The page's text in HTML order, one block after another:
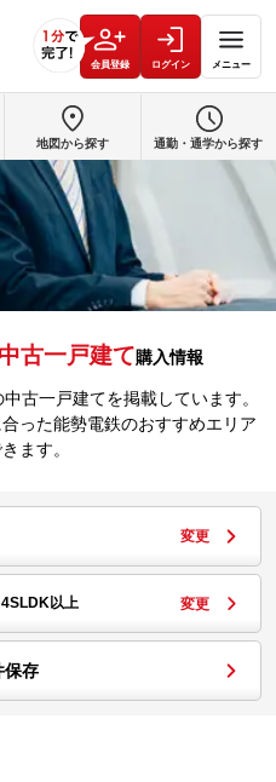
会員登録 ログイン メニュー
古一戸建て購入情報
古一戸建てを掲載しています。
った能勢電鉄のおすすめエリア
ます。
変更
以上 変更
保存
地図から探す 通勤・通学から探す